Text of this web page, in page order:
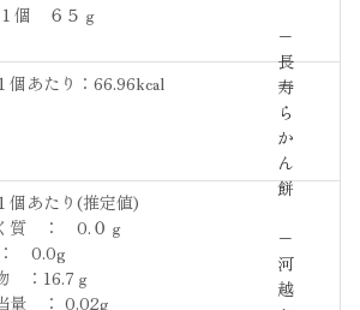
−
長
寿
ら
か
ん
餅
−
河
越
１個 ６５ｇ
個あたり：66.96kcal
個あたり(推定値)
質 ： 0.０ｇ
0.0g
：16.7ｇ
量 ： 0.02g